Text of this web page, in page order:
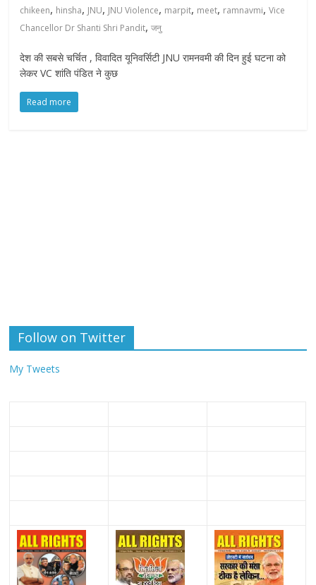
chikeen, hinsha, JNU, JNU Violence, marpit, meet, ramnavmi,Vice
Chancellor Dr Shanti Shri Pandit,जनु
देश की सबसे चर्चित , विवादित यूनिवर्सिटी JNU रामनवमी की दिन हुई घटना को
लेकर VC शांति पंडित ने कुछ
Read more
Follow on Twitter
My Tweets